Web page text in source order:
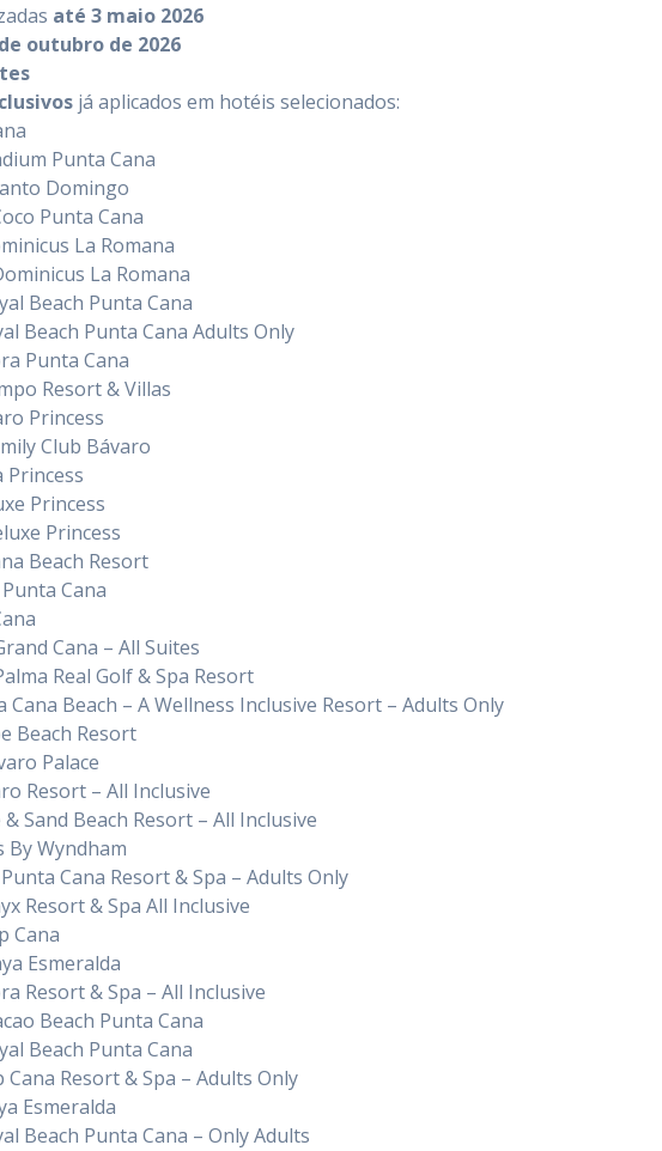
até 3 maio 2026
outubro de 2026
já aplicados em hotéis selecionados:
Punta Cana
Domingo
Punta Cana
La Romana
La Romana
Beach Punta Cana
Beach Punta Cana Adults Only
Punta Cana
Resort & Villas
Princess
Club Bávaro
Princess
Princess
Princess
Beach Resort
Cana
Cana – All Suites
Real Golf & Spa Resort
Cana Beach – A Wellness Inclusive Resort – Adults Only
Beach Resort
Palace
Resort – All Inclusive
Sand Beach Resort – All Inclusive
By Wyndham
Cana Resort & Spa – Adults Only
Resort & Spa All Inclusive
Cana
Esmeralda
Resort & Spa – All Inclusive
Beach Punta Cana
Beach Punta Cana
Cana Resort & Spa – Adults Only
Esmeralda
Beach Punta Cana – Only Adults